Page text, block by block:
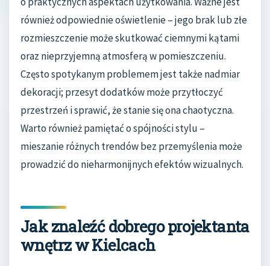
również odpowiednie oświetlenie – jego brak lub złe
rozmieszczenie może skutkować ciemnymi kątami
oraz nieprzyjemną atmosferą w pomieszczeniu.
Często spotykanym problemem jest także nadmiar
dekoracji; przesyt dodatków może przytłoczyć
przestrzeń i sprawić, że stanie się ona chaotyczna.
Warto również pamiętać o spójności stylu –
mieszanie różnych trendów bez przemyślenia może
prowadzić do nieharmonijnych efektów wizualnych.
Jak znaleźć dobrego projektanta
wnętrz w Kielcach